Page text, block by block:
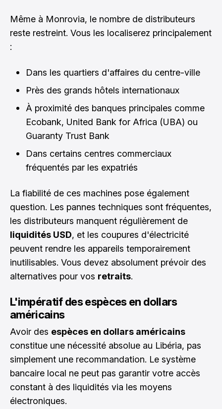
Même à Monrovia, le nombre de distributeurs
reste restreint. Vous les localiserez principalement
:
Dans les quartiers d'affaires du centre-ville
Près des grands hôtels internationaux
À proximité des banques principales comme
Ecobank, United Bank for Africa (UBA) ou
Guaranty Trust Bank
Dans certains centres commerciaux
fréquentés par les expatriés
La fiabilité de ces machines pose également
question. Les pannes techniques sont fréquentes,
les distributeurs manquent régulièrement de
liquidités USD, et les coupures d'électricité
peuvent rendre les appareils temporairement
inutilisables. Vous devez absolument prévoir des
alternatives pour vos retraits.
L'impératif des espèces en dollars
américains
Avoir des espèces en dollars américains
constitue une nécessité absolue au Libéria, pas
simplement une recommandation. Le système
bancaire local ne peut pas garantir votre accès
constant à des liquidités via les moyens
électroniques.